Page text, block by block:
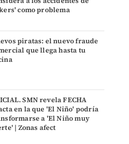
como problema
piratas: el nuevo fraude
que llega hasta tu
SMN revela FECHA
en la que 'El Niño' podría
a 'El Niño muy
| Zonas afect